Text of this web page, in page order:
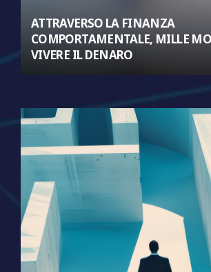
ATTRAVERSO LA FINANZA
COMPORTAMENTALE, MILLE
VIVERE IL DENARO